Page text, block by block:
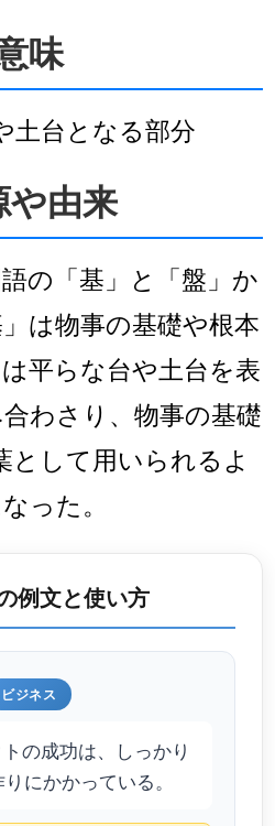
味
土台となる部分
や由来
の「基」と「盤」か
は物事の基礎や根本
平らな台や土台を表
わさり、物事の基礎
として用いられるよ
った。
例文と使い方
ビジネス
の成功は、しっかり
にかかっている。